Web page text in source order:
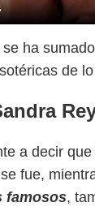
ha
de
a decir
fue,
famosos,